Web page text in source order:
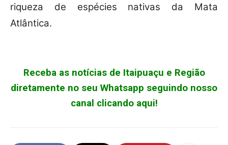
riqueza de espécies nativas da Mata
Atlântica.
Receba as notícias de Itaipuaçu e Região
diretamente no seu Whatsapp seguindo nosso
canal clicando aqui!